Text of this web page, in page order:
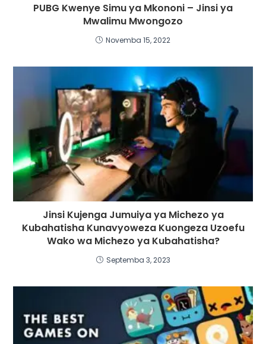
PUBG Kwenye Simu ya Mkononi – Jinsi ya
Mwalimu Mwongozo
Novemba 15, 2022
Jinsi Kujenga Jumuiya ya Michezo ya
Kubahatisha Kunavyoweza Kuongeza Uzoefu
Wako wa Michezo ya Kubahatisha?
Septemba 3, 2023